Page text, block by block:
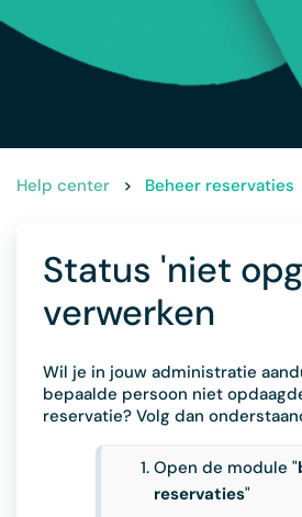
Help center > Beheer reservaties
Status 'niet
verwerken
Wil je in jouw administratie
bepaalde persoon niet
reservatie? Volg dan
Open de module "
reservaties"